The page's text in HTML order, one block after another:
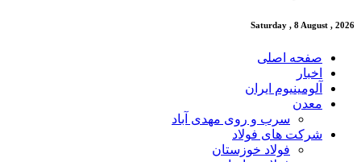
Saturday , 8 August , 2026
صفحه اصلی
اخبار
آلومینیوم ایران
معدن
سرب و روی مهدی آباد
شرکت های فولاد
فولاد خوزستان